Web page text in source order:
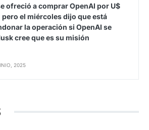
ofreció a comprar OpenAI por U$
el miércoles dijo que está
la operación si OpenAI se
cree que es su misión
2025